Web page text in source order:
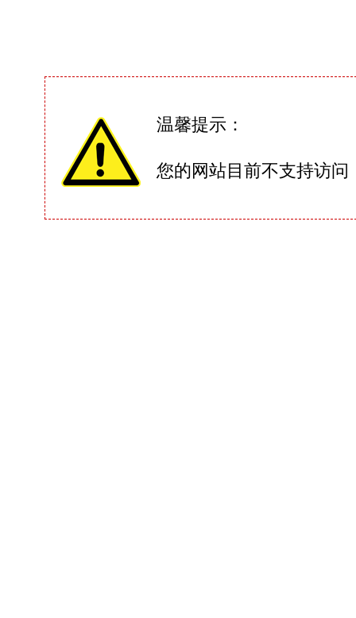
温馨提示：
您的网站目前不支持访